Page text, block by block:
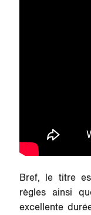
Bref, le titre
règles ainsi
excellente